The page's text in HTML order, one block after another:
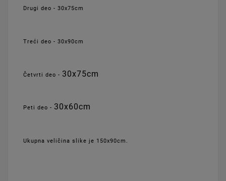
Drugi deo - 30x75cm
Treći deo - 30x90cm
Četvrti deo - 30x75cm
Peti deo - 30x60cm
Ukupna veličina slike je 150x90cm.